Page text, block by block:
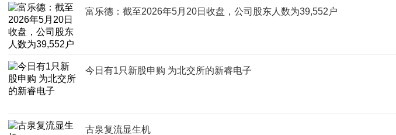
富乐德：截至2026年5月20日收盘，公司股东人数为39,552户
今日有1只新股申购 为北交所的新睿电子
古泉复流显生机